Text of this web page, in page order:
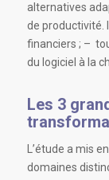
alternatives
de productivité.
financiers ; –
du logiciel à la
Les 3
L’étude a mis
domaines